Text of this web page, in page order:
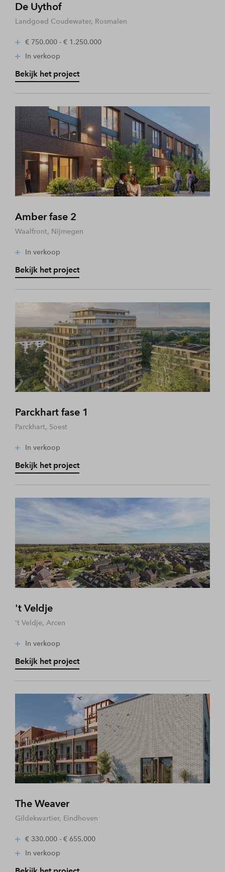
De Uythof
Landgoed Coudewater, Rosmalen
€ 750.000 - € 1.250.000
In verkoop
Bekijk het project
Amber fase 2
Waalfront, Nijmegen
In verkoop
Bekijk het project
Parckhart fase 1
Parckhart, Soest
In verkoop
Bekijk het project
't Veldje
't Veldje, Arcen
In verkoop
Bekijk het project
The Weaver
Gildekwartier, Eindhoven
€ 330.000 - € 655.000
In verkoop